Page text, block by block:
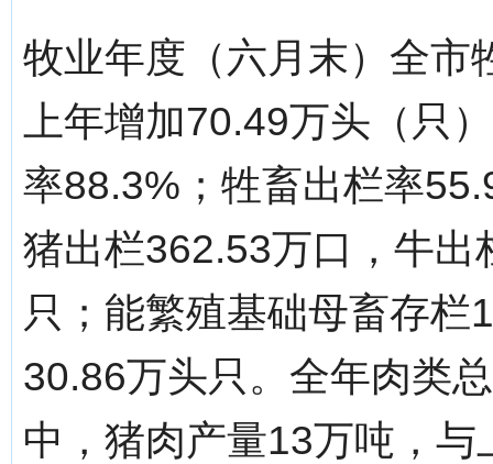
牧业年度（六月末）全市
上年增加70.49万头（只
率88.3%；牲畜出栏率
猪出栏362.53万口，牛
只；能繁殖基础母畜存
30.86万头只。全年肉类
中，猪肉产量13万吨，